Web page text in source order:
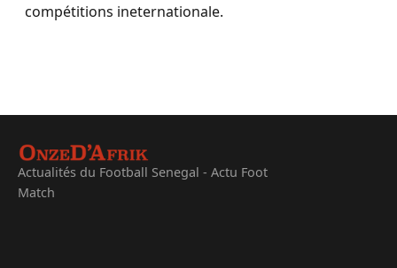
compétitions ineternationale.
Actualités du Football Senegal - Actu Foot
Match